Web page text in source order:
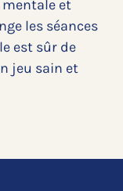
et
les séances
est sûr de
jeu sain et